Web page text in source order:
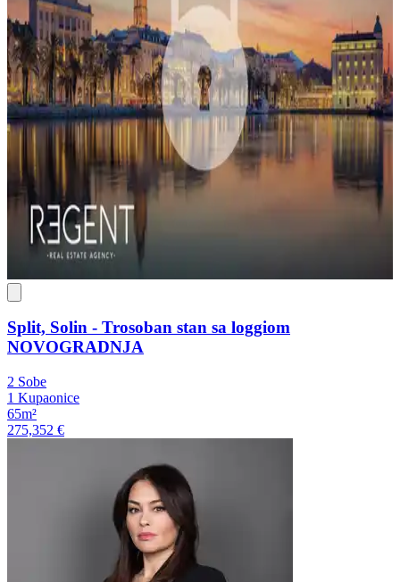
Split, Solin - Trosoban stan sa loggiom
NOVOGRADNJA
2 Sobe
1 Kupaonice
65m²
275,352 €